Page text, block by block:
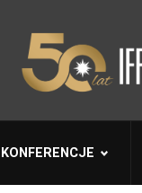
KONFERENCJE